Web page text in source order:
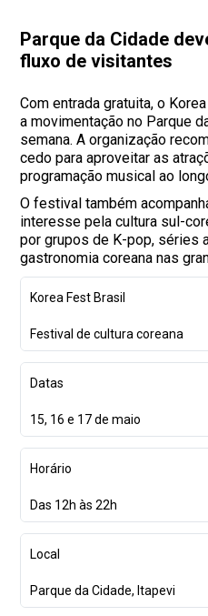
Parque da Cidade
fluxo de visitantes
Com entrada gratuita, o
a movimentação no Parque
semana. A organização
cedo para aproveitar as
programação musical ao
O festival também
interesse pela cultura sul-
por grupos de K-pop, séries
gastronomia coreana nas
Korea Fest Brasil
Festival de cultura coreana
Datas
15, 16 e 17 de maio
Horário
Das 12h às 22h
Local
Parque da Cidade, Itapevi